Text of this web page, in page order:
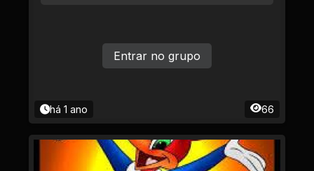
há 1 ano 66
Entrar no grupo